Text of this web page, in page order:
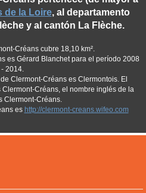
de la Loire, al departamento
y al cantón La Flèche.
Créans cubre 18,10 km².
es Gérard Blanchet para el período 2008
- 2014.
Clermont-Créans es Clermontois. El
Créans, el nombre inglés de la
Clermont-Créans.
es http://clermont-creans.wifeo.com